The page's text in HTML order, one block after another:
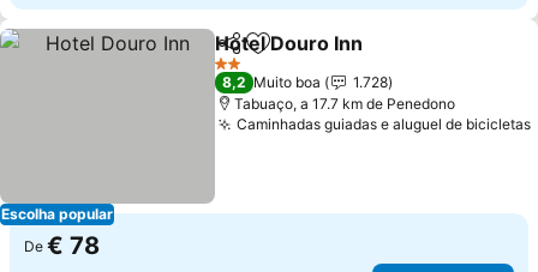
Escolha popular
PartilharAdicionar aos favoritos
Hotel Douro Inn
2 Estrelas
8,2 Muito boa
1.728
Tabuaço, a 17.7 km de Penedono
Caminhadas guiadas e aluguel de bicicletas
De € 78